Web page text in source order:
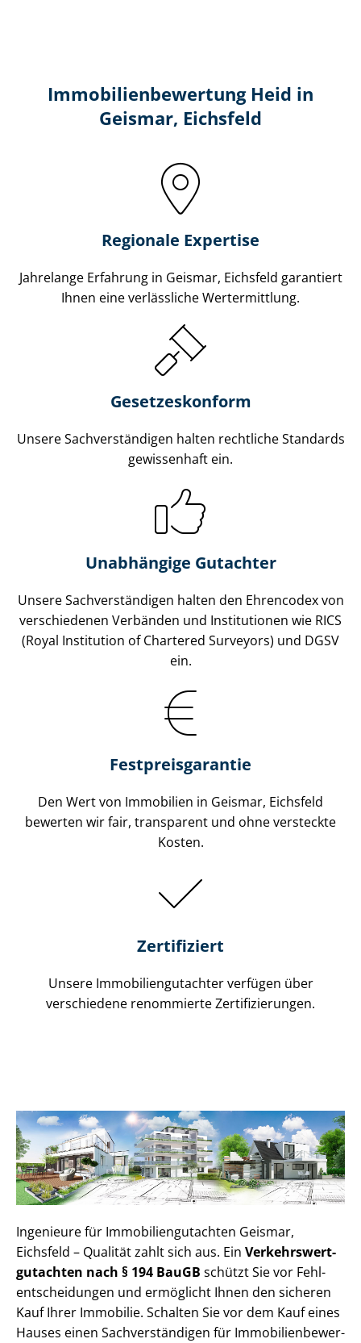
Immobilien­bewertung Heid in
Geismar, Eichsfeld
Regionale Expertise
Jahrelange Erfahrung in Geismar, Eichsfeld garantiert
Ihnen eine verlässliche Wertermittlung.
Gesetzes­konform
Unsere Sach­ver­stän­di­gen halten rechtliche Standards
gewissenhaft ein.
Unabhängige Gutachter
Unsere Sach­ver­stän­di­gen halten den Ehrencodex von
verschiedenen Verbänden und Institutionen wie RICS
(Royal Institution of Chartered Surveyors) und DGSV
ein.
Festpreis​garantie
Den Wert von Immobilien in Geismar, Eichsfeld
bewerten wir fair, transparent und ohne versteckte
Kosten.
Zertifiziert
Unsere Immobilien­gutachter verfügen über
verschiedene renommierte Zer­ti­fi­zie­run­gen.
Ingenieure für Im­mo­bi­li­en­gut­ach­ten Geismar,
Eichsfeld – Qualität zahlt sich aus. Ein Ver­kehrs­wert­
gut­ach­ten nach § 194 BauGB schützt Sie vor Fehl­
ent­schei­dun­gen und ermöglicht Ihnen den sicheren
Kauf Ihrer Immobilie. Schalten Sie vor dem Kauf eines
Hauses einen Sach­ver­stän­di­gen für Im­mo­bi­li­en­be­wer­